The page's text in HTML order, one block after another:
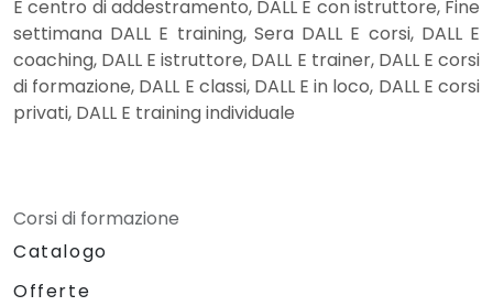
E centro di addestramento, DALL E con istruttore, Fine
settimana DALL E training, Sera DALL E corsi, DALL E
coaching, DALL E istruttore, DALL E trainer, DALL E corsi
di formazione, DALL E classi, DALL E in loco, DALL E corsi
privati, DALL E training individuale
Corsi di formazione
Catalogo
Offerte